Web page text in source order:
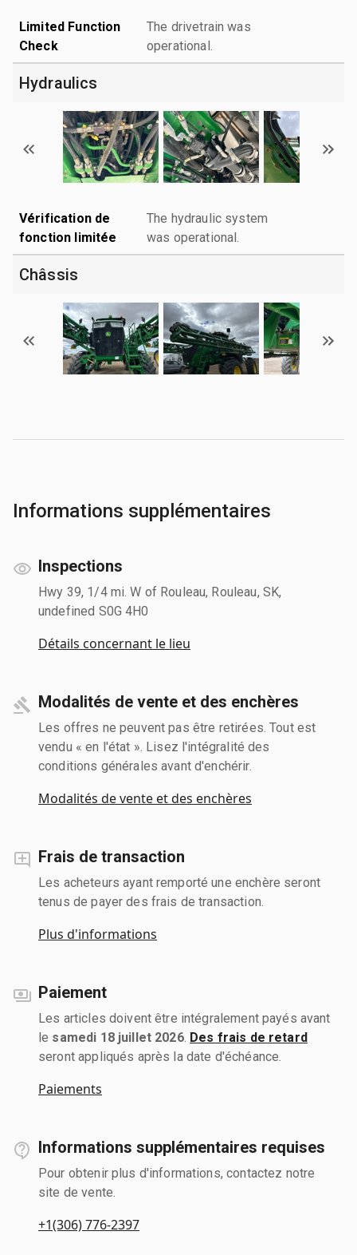
Limited Function
Check
The drivetrain was
operational.
Hydraulics
Vérification de
fonction limitée
The hydraulic system
was operational.
Châssis
Informations supplémentaires
Inspections
Hwy 39, 1/4 mi. W of Rouleau, Rouleau, SK,
undefined S0G 4H0
Détails concernant le lieu
Modalités de vente et des enchères
Les offres ne peuvent pas être retirées. Tout est
vendu « en l'état ». Lisez l'intégralité des
conditions générales avant d'enchérir.
Modalités de vente et des enchères
Frais de transaction
Les acheteurs ayant remporté une enchère seront
tenus de payer des frais de transaction.
Plus d'informations
Paiement
Les articles doivent être intégralement payés avant
le samedi 18 juillet 2026. Des frais de retard
seront appliqués après la date d'échéance.
Paiements
Informations supplémentaires requises
Pour obtenir plus d'informations, contactez notre
site de vente.
+1(306) 776-2397